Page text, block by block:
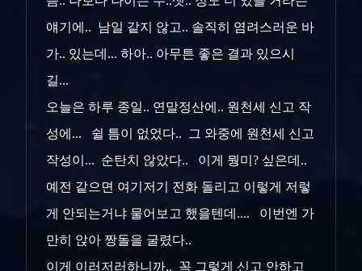
얘기에.. 남일 같지 않고.. 솔직히 염려스러운 바
가.. 있는데... 하아.. 아무튼 좋은 결과 있으시
길...
오늘은 하루 종일.. 연말정산에.. 원천세 신고 작
성에... 쉴 틈이 없었다.. 그 와중에 원천세 신고
작성이... 순탄치 않았다.. 이게 뭥미? 싶은데..
예전 같으면 여기저기 전화 돌리고 이렇게 저렇
게 안되는거냐 물어보고 했을텐데.... 이번엔 가
만히 앉아 짱돌을 굴렸다..
이게 이러저러하니까.. 꼭 그렇게 신고 안하고